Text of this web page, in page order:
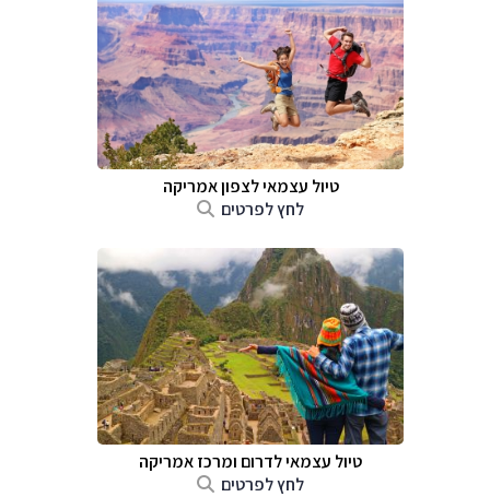
טיול עצמאי לצפון אמריקה
לחץ לפרטים
טיול עצמאי לדרום ומרכז אמריקה
לחץ לפרטים